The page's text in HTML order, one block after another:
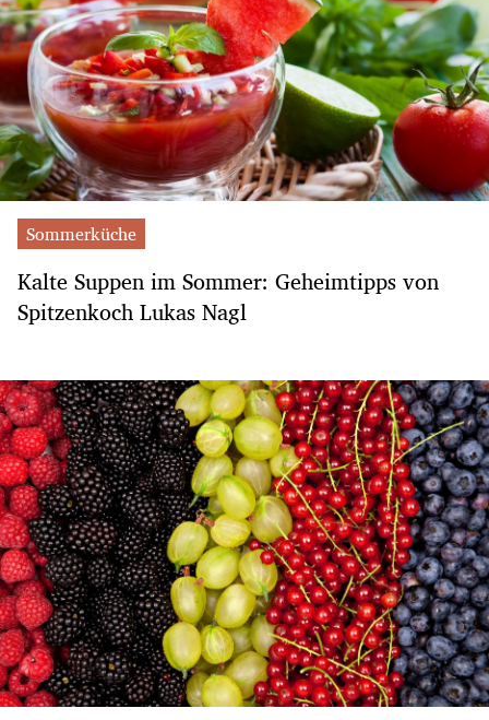
Sommerküche
Kalte Suppen im Sommer: Geheimtipps von
Spitzenkoch Lukas Nagl